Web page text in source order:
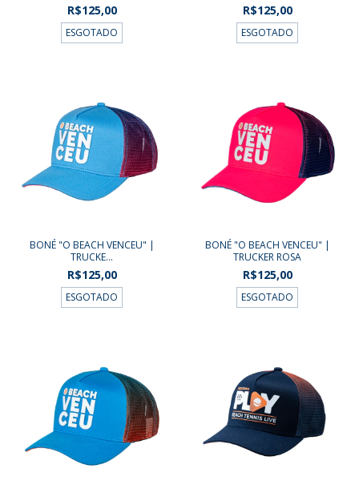
R$125,00
ESGOTADO
R$125,00
ESGOTADO
BONÉ "O BEACH VENCEU" |
TRUCKE...
R$125,00
ESGOTADO
BONÉ "O BEACH VENCEU" |
TRUCKER ROSA
R$125,00
ESGOTADO